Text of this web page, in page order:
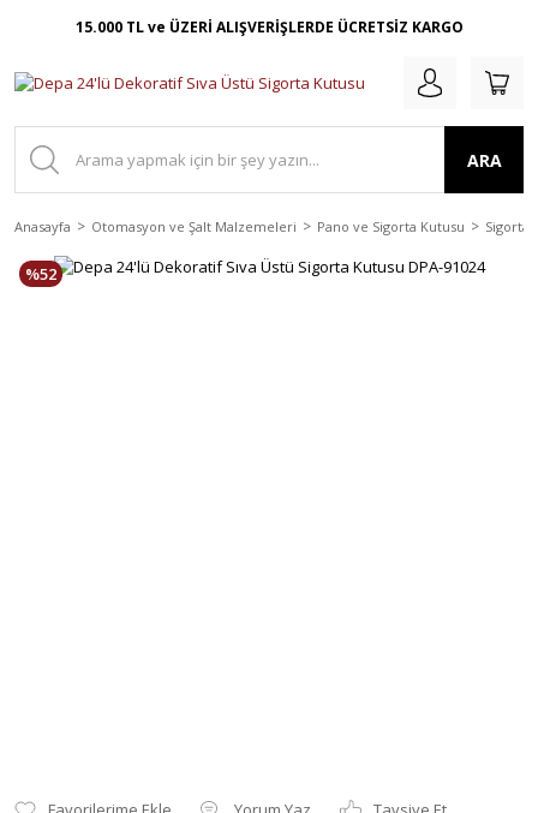
15.000 TL ve ÜZERİ ALIŞVERİŞLERDE ÜCRETSİZ KARGO
ARA
Anasayfa Otomasyon ve Şalt Malzemeleri Pano ve Sigorta Kutusu Sigorta
%52